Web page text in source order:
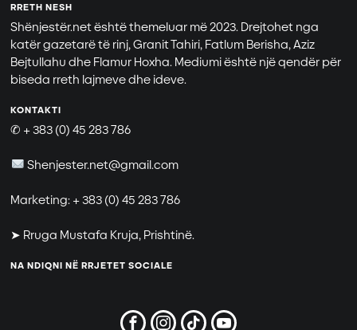
RRETH NESH
Shënjestër.net është themeluar më 2023. Drejtohet nga
katër gazetarë të rinj, Granit Tahiri, Fatlum Berisha, Aziz
Bejtullahu dhe Flamur Hoxha. Mediumi është një qendër për
biseda rreth lajmeve dhe ideve.
KONTAKTI
✆ + 383 (0) 45 283 786
Shenjester.net@gmail.com
Marketing: + 383 (0) 45 283 786
➤ Rruga Mustafa Kruja, Prishtinë.
NA NDIQNI NË RRJETET SOCIALE